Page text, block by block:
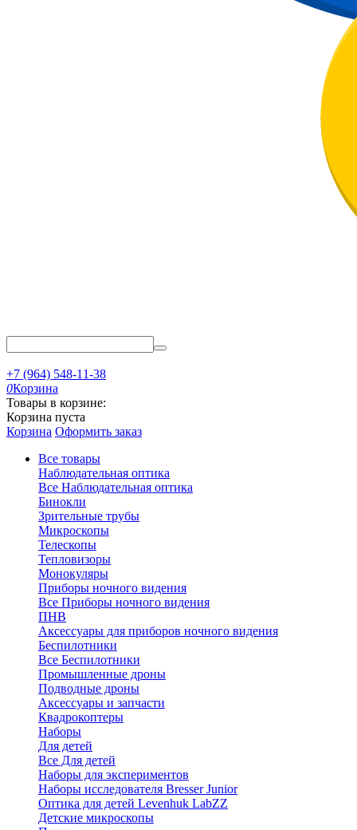
+7 (964) 548-11-38
0Корзина
Товары в корзине:
Корзина пуста
Корзина Оформить заказ
Все товары
Наблюдательная оптика
Все Наблюдательная оптика
Бинокли
Зрительные трубы
Микроскопы
Телескопы
Тепловизоры
Монокуляры
Приборы ночного видения
Все Приборы ночного видения
ПНВ
Аксессуары для приборов ночного видения
Беспилотники
Все Беспилотники
Промышленные дроны
Подводные дроны
Аксессуары и запчасти
Квадрокоптеры
Наборы
Для детей
Все Для детей
Наборы для экспериментов
Наборы исследователя Bresser Junior
Оптика для детей Levenhuk LabZZ
Детские микроскопы